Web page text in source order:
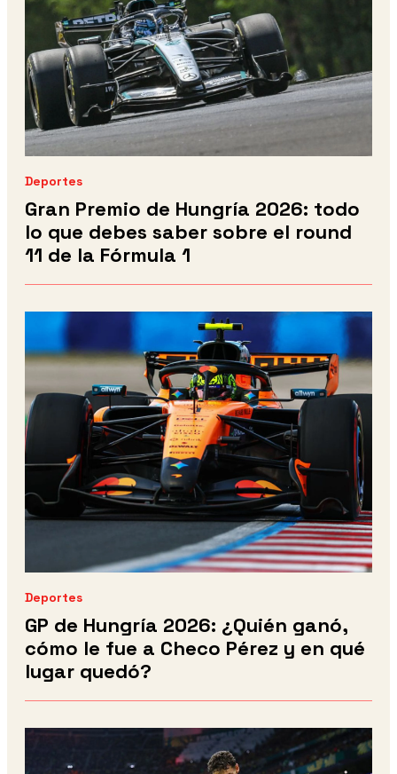
Deportes
Gran Premio de Hungría 2026: todo
lo que debes saber sobre el round
11 de la Fórmula 1
Deportes
GP de Hungría 2026: ¿Quién ganó,
cómo le fue a Checo Pérez y en qué
lugar quedó?